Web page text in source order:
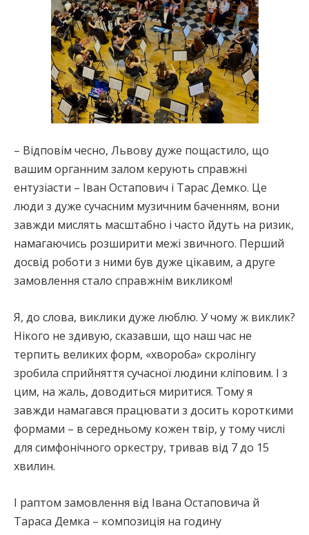
– Відповім чесно, Львову дуже пощастило, що
вашим органним залом керують справжні
ентузіасти – Іван Остапович і Тарас Демко. Це
люди з дуже сучасним музичним баченням, вони
завжди мислять масштабно і часто йдуть на ризик,
намагаючись розширити межі звичного. Перший
досвід роботи з ними був дуже цікавим, а друге
замовлення стало справжнім викликом!
Я, до слова, виклики дуже люблю. У чому ж виклик?
Нікого не здивую, сказавши, що наш час не
терпить великих форм, «хвороба» скролінгу
зробила сприйняття сучасної людини кліповим. І з
цим, на жаль, доводиться миритися. Тому я
завжди намагався працювати з досить короткими
формами – в середньому кожен твір, у тому числі
для симфонічного оркестру, тривав від 7 до 15
хвилин.
І раптом замовлення від Івана Остаповича й
Тараса Демка – композиція на годину